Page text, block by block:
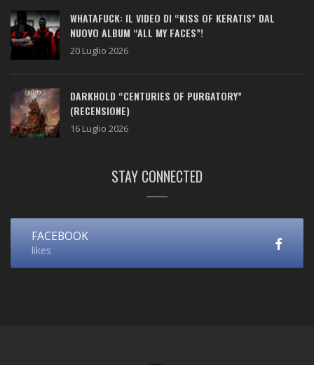
WHATAFUCK: IL VIDEO DI “KISS OF KERATIS” DAL
NUOVO ALBUM “ALL MY FACES”!
20 Luglio 2026
DARKHOLD “CENTURIES OF PURGATORY”
(RECENSIONE)
16 Luglio 2026
STAY CONNECTED
FACEBOOK
likes